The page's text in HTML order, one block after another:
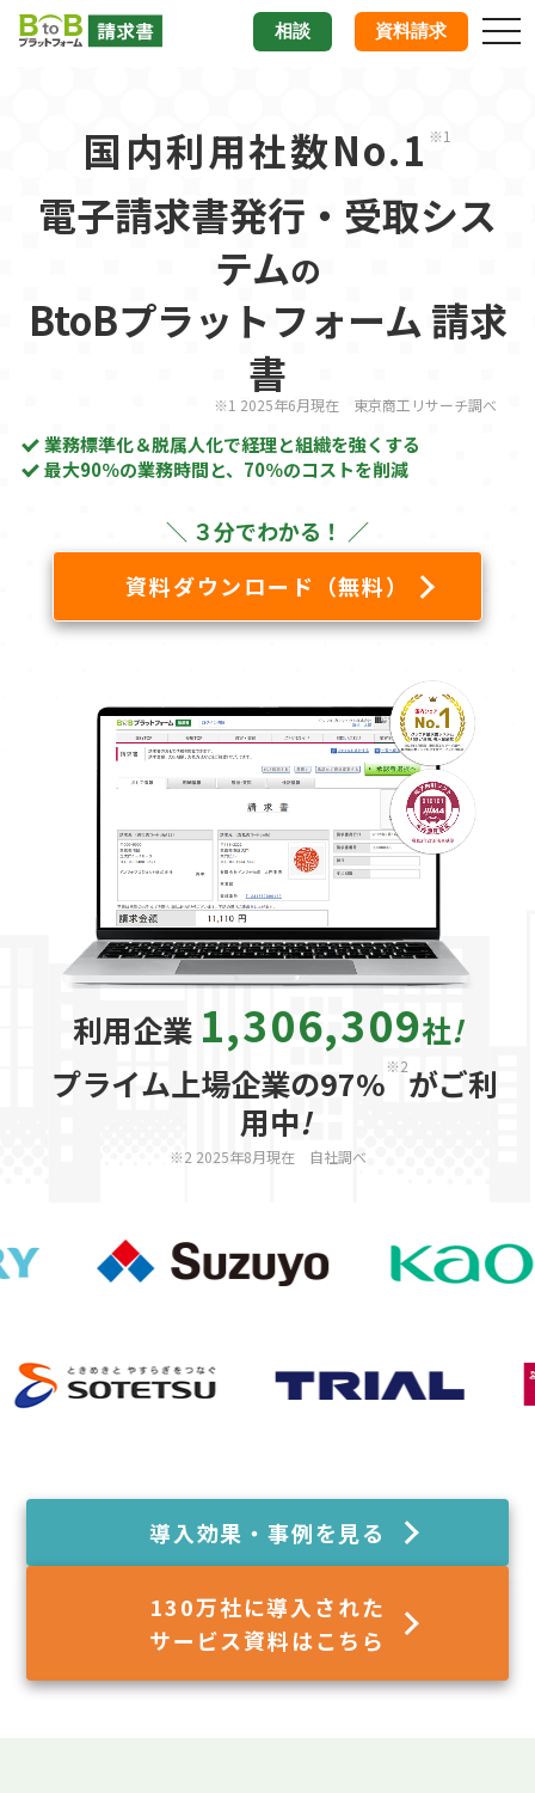
相談 資料請求
国内利用社数No.1 ※1
電子請求書発行・受取シス
テムの
BtoBプラットフォーム 請求
書
※1 2025年6月現在 東京商工リサーチ調べ
業務標準化＆脱属人化で経理と組織を強くする
最大90％の業務時間と、70％のコストを削減
＼ ３分でわかる！ ／
資料ダウンロード（無料）
利用企業 1,306,309社!
プライム上場企業の97%※2がご利
用中!
※2 2025年8月現在 自社調べ
導入効果・事例を見る
130万社に導入された
サービス資料はこちら